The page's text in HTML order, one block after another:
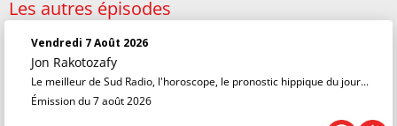
Les autres épisodes
Vendredi 7 Août 2026
Jon Rakotozafy
Le meilleur de Sud Radio, l'horoscope, le pronostic hippique du jour...
Émission du 7 août 2026